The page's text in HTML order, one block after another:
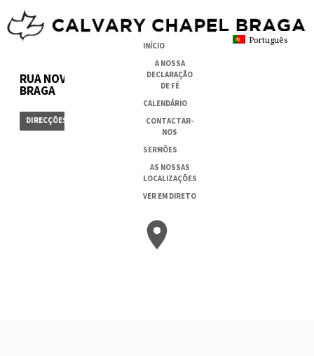
INÍCIO
A NOSSA
DECLARAÇÃO
DE FÉ
CALENDÁRIO
CONTACTAR-
NOS
SERMÕES
AS NOSSAS
LOCALIZAÇÕES
VER EM DIRETO
RUA NOVA DA ESTAÇÃO, 202A
BRAGA
DIRECÇÕES
Português